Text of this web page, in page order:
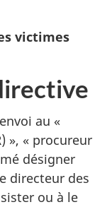
victimes
au «
», « procureur
désigner
directeur des
ou à le